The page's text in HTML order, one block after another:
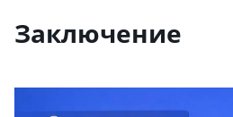
Заключение